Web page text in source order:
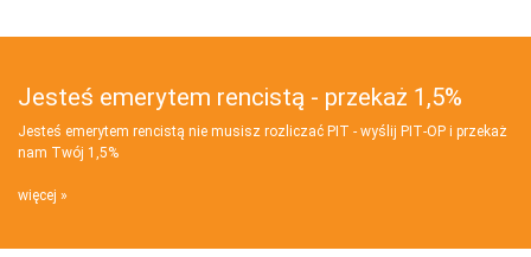
Jesteś emerytem rencistą - przekaż 1,5%
Jesteś emerytem rencistą nie musisz rozliczać PIT - wyślij PIT‑OP i przekaż
nam Twój 1,5%
więcej